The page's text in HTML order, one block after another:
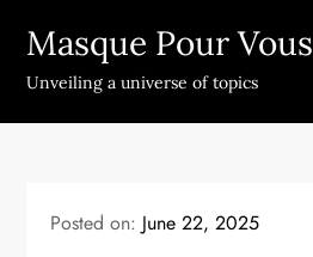
content
Masque Pour Vous
Unveiling a universe of topics
Posted on: June 22, 2025